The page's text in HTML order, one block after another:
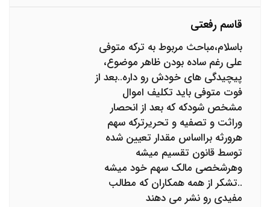
قاسم رفعتی
باسلام،مباحث مربوط به ترکه متوفی
علی رغم ساده بودن ظاهر موضوع،
پیچیدگی های خودش رو داره..بعد از
فوت متوفی باید تکلیف اموال
مشخص شودکه که بعد از انحصار
وراثت و تصفیه و تحریرترکه سهم
هرورثه برااساس مقدار تعیین شده
توسط قانون تقسیم میشه
وهرشخصی مالک سهم خود میشه
..تشکر از همه همکاران که مطالب
مفیدی رو نشر می دهند